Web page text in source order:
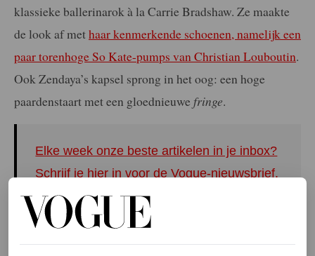
klassieke ballerinarok à la Carrie Bradshaw. Ze maakte
de look af methaar kenmerkende schoenen, namelijk een
paar torenhoge So Kate-pumps van Christian Louboutin.
Ook Zendaya’s kapsel sprong in het oog: een hoge
paardenstaart met een gloednieuwe fringe.
Elke week onze beste artikelen in je inbox?
Schrijf je hier in voor de Vogue-nieuwsbrief.
Maar natuurlijk waren alle ogen gericht op haar
verlovingsring: een 5,02 karaat diamanten ring,